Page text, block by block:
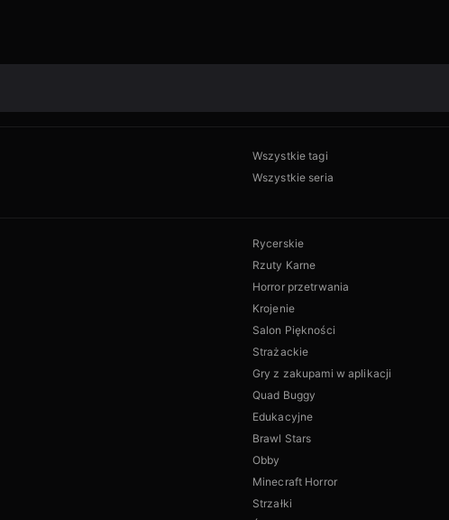
Wszystkie tagi
Wszystkie seria
Rycerskie
Rzuty Karne
Horror przetrwania
Krojenie
Salon Piękności
Strażackie
Gry z zakupami w aplikacji
Quad Buggy
Edukacyjne
Brawl Stars
Obby
Minecraft Horror
Strzałki